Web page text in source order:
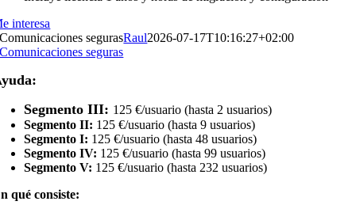
interesa
Comunicaciones segurasRaul2026-07-17T10:16:27+02:00
Comunicaciones seguras
Segmento III: 125 €/usuario (hasta 2 usuarios)
Segmento II: 125 €/usuario (hasta 9 usuarios)
Segmento I: 125 €/usuario (hasta 48 usuarios)
Segmento IV: 125 €/usuario (hasta 99 usuarios)
Segmento V: 125 €/usuario (hasta 232 usuarios)
qué consiste: